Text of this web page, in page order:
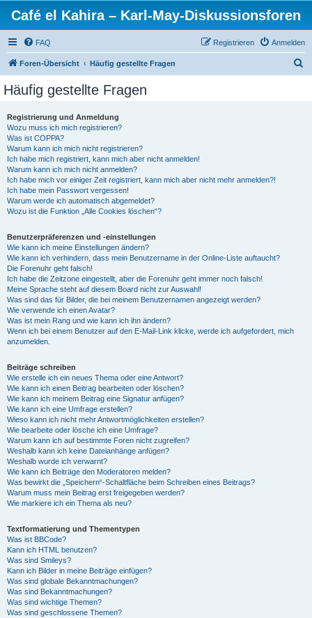
Café el Kahira – Karl-May-Diskussionsforen
FAQ Anmelden
Registrieren
Foren-Übersicht Häufig gestellte Fragen
Häufig gestellte Fragen
Registrierung und Anmeldung
Wozu muss ich mich registrieren?
Was ist COPPA?
Warum kann ich mich nicht registrieren?
Ich habe mich registriert, kann mich aber nicht anmelden!
Warum kann ich mich nicht anmelden?
Ich habe mich vor einiger Zeit registriert, kann mich aber nicht mehr anmelden?!
Ich habe mein Passwort vergessen!
Warum werde ich automatisch abgemeldet?
Wozu ist die Funktion „Alle Cookies löschen“?
Benutzerpräferenzen und -einstellungen
Wie kann ich meine Einstellungen ändern?
Wie kann ich verhindern, dass mein Benutzername in der Online-Liste auftaucht?
Die Forenuhr geht falsch!
Ich habe die Zeitzone eingestellt, aber die Forenuhr geht immer noch falsch!
Meine Sprache steht auf diesem Board nicht zur Auswahl!
Was sind das für Bilder, die bei meinem Benutzernamen angezeigt werden?
Wie verwende ich einen Avatar?
Was ist mein Rang und wie kann ich ihn ändern?
Wenn ich bei einem Benutzer auf den E-Mail-Link klicke, werde ich aufgefordert, mich
anzumelden.
Beiträge schreiben
Wie erstelle ich ein neues Thema oder eine Antwort?
Wie kann ich einen Beitrag bearbeiten oder löschen?
Wie kann ich meinem Beitrag eine Signatur anfügen?
Wie kann ich eine Umfrage erstellen?
Wieso kann ich nicht mehr Antwortmöglichkeiten erstellen?
Wie bearbeite oder lösche ich eine Umfrage?
Warum kann ich auf bestimmte Foren nicht zugreifen?
Weshalb kann ich keine Dateianhänge anfügen?
Weshalb wurde ich verwarnt?
Wie kann ich Beiträge den Moderatoren melden?
Was bewirkt die „Speichern“-Schaltfläche beim Schreiben eines Beitrags?
Warum muss mein Beitrag erst freigegeben werden?
Wie markiere ich ein Thema als neu?
Textformatierung und Thementypen
Was ist BBCode?
Kann ich HTML benutzen?
Was sind Smileys?
Kann ich Bilder in meine Beiträge einfügen?
Was sind globale Bekanntmachungen?
Was sind Bekanntmachungen?
Was sind wichtige Themen?
Was sind geschlossene Themen?